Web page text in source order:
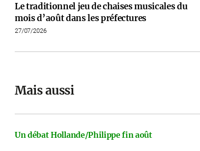
Le traditionnel jeu de chaises musicales du
mois d’août dans les préfectures
27/07/2026
Mais aussi
Un débat Hollande/Philippe fin août